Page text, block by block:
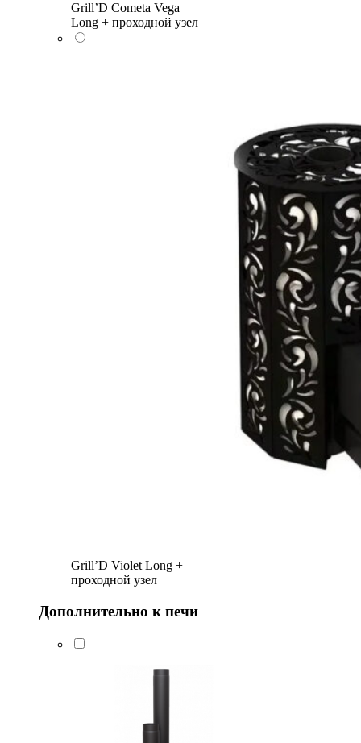
Grill’D Cometa Vega
Long + проходной узел
Grill’D Violet Long +
проходной узел
Дополнительно к печи